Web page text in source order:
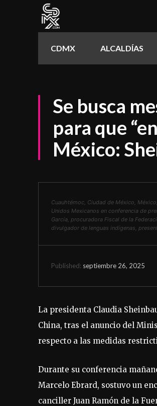
CDMX ALCALDÍAS
Se busca
para que
México:
Cuauhtémoc, Ciudad de México,
Unidos Mexicanos en conferencia de
García, procuradora Fiscal de la
divulgador de lenguas indígenas,
Published: septiembre 26, 2025
La presidenta Claudia
China, tras el anuncio del
respecto a las medidas
Durante su conferencia
Marcelo Ebrard, sostuvo un
canciller Juan Ramón de la